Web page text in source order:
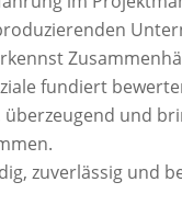
fundiert
und
zuverlässig und